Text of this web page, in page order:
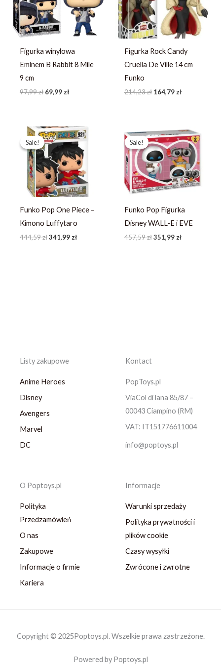
Figurka winylowa
Eminem B Rabbit 8 Mile
9 cm
97,99zł 69,99zł
Figurka Rock Candy
Cruella De Ville 14 cm
Funko
214,23zł 164,79zł
Sale!
Sale!
Funko Pop One Piece –
Kimono Luffytaro
444,59zł
Pierwotna
cena
wynosiła:
444,59 zł.
341,99zł
Aktualna
cena
wynosi:
341,99 zł.
Sale!
Sale!
Funko Pop Figurka
Disney WALL-E i EVE
457,59zł
Pierwotna
cena
wynosiła:
457,59 zł.
351,99zł
Aktualna
cena
wynosi:
351,99 zł.
Listy zakupowe
Anime Heroes
Disney
Avengers
Marvel
DC
Kontact
PopToys.pl
ViaCol di lana 85/87 –
00043 Ciampino (RM)
VAT: IT151776611004
info@poptoys.pl
O Poptoys.pl
Polityka
Przedzamówień
O nas
Zakupowe
Informacje o firmie
Kariera
Informacje
Warunki sprzedaży
Polityka prywatności i
plików cookie
Czasy wysyłki
Zwrócone i zwrotne
Copyright © 2025Poptoys.pl. Wszelkie prawa zastrzeżone.
Powered by Poptoys.pl